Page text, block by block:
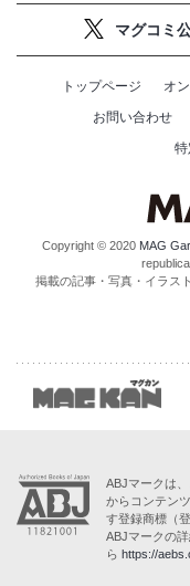
マグコミ
トップページ オ
お問い合わせ
Copyright © 2020 MAG
掲載の記事・写真・イラス
ABJマークは
からコンテン
す登録商標（
ABJマークの
ら https://